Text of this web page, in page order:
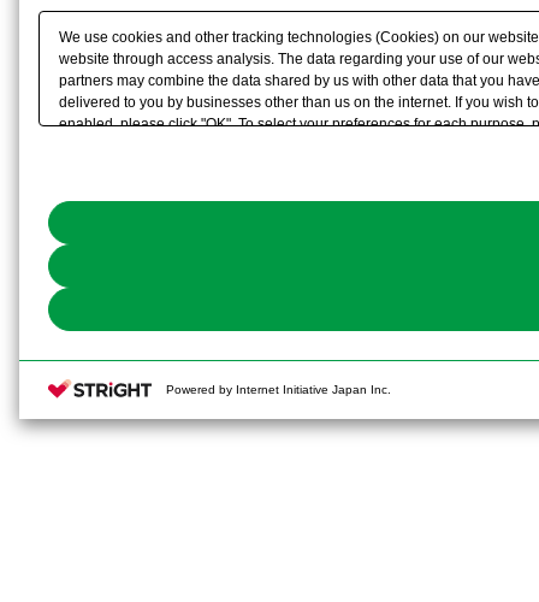
We use cookies and other tracking technologies (Cookies) on our
website through access analysis. The data regarding your use of our
partners may combine the data shared by us with other data that you
delivered to you by businesses other than us on the internet. If you wish
enabled, please click "OK". To select your preferences for each purpose,
Powered by Internet Initiative Japan Inc.